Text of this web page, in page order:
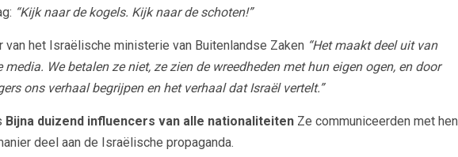
“Kijk naar de kogels. Kijk naar de schoten!”
van het Israëlische ministerie van Buitenlandse Zaken “Het maakt deel uit van
We betalen ze niet, ze zien de wreedheden met hun eigen ogen, en door
ons verhaal begrijpen en het verhaal dat Israël vertelt.”
Bijna duizend influencers van alle nationaliteitenZe communiceerden met hen
deel aan de Israëlische propaganda.